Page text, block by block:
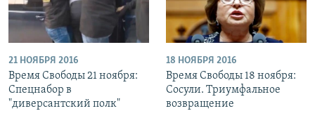
21 НОЯБРЯ 2016
Время Свободы 21 ноября:
Спецнабор в
"диверсантский полк"
18 НОЯБРЯ 2016
Время Свободы 18 ноября:
Сосули. Триумфальное
возвращение